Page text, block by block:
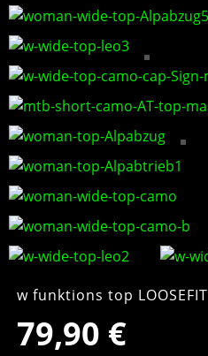
w funktions top LOOSEFIT
79,90 €